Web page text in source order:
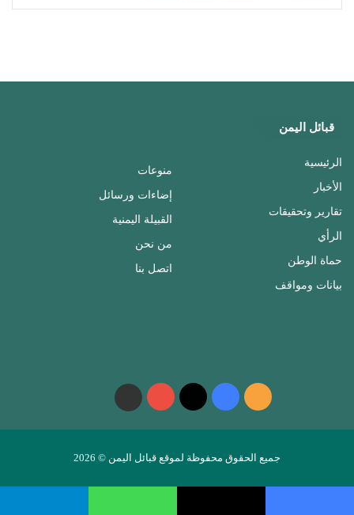
قبائل اليمن
الرئيسية
الأخبار
تقارير وتحقيقات
الرأي
حماة الوطن
بيانات ومواقف
منوعات
إضاءات ورسائل
القبيلة اليمنية
من نحن
اتصل بنا
ملخص
الموقع
RSS
فيسبوك ‫X
‫YouTubeواتساب
جميع الحقوق محفوظة لموقع قبائل اليمن © 2026